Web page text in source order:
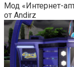
Мод «Интернет-
от Andirz